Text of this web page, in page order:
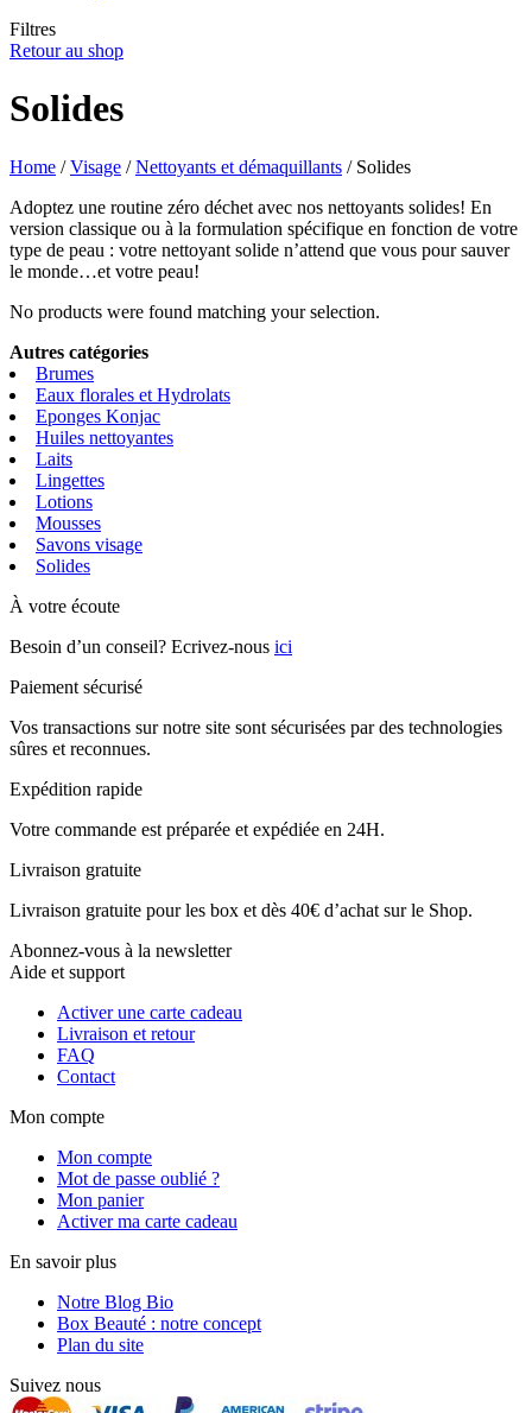
Filtres
Retour au shop
Solides
Home /Visage /Nettoyants et démaquillants / Solides
Adoptez une routine zéro déchet avec nos nettoyants solides! En
version classique ou à la formulation spécifique en fonction de votre
type de peau : votre nettoyant solide n’attend que vous pour sauver
le monde…et votre peau!
No products were found matching your selection.
Autres catégories
Brumes
Eaux florales et Hydrolats
Eponges Konjac
Huiles nettoyantes
Laits
Lingettes
Lotions
Mousses
Savons visage
Solides
À votre écoute
Besoin d’un conseil? Ecrivez-nous ici
Paiement sécurisé
Vos transactions sur notre site sont sécurisées par des technologies
sûres et reconnues.
Expédition rapide
Votre commande est préparée et expédiée en 24H.
Livraison gratuite
Livraison gratuite pour les box et dès 40€ d’achat sur le Shop.
Abonnez-vous à la newsletter
Aide et support
Activer une carte cadeau
Livraison et retour
FAQ
Contact
Mon compte
Mon compte
Mot de passe oublié ?
Mon panier
Activer ma carte cadeau
En savoir plus
Notre Blog Bio
Box Beauté : notre concept
Plan du site
Suivez nous